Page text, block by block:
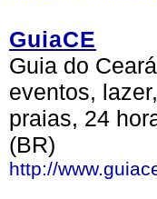
GuiaCE
Guia do
eventos,
praias, 24
(BR)
http://